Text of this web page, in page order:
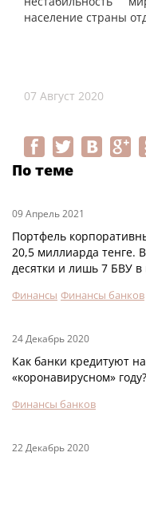
население страны
07 Август 2020
По теме
09 Апрель 2021
Портфель
20,5 миллиарда тенге.
десятки и лишь 7 БВУ в
Финансы Финансы банков
24 Декабрь 2020
Как банки кредитуют
«коронавирусном» году?
Финансы банков
22 Декабрь 2020